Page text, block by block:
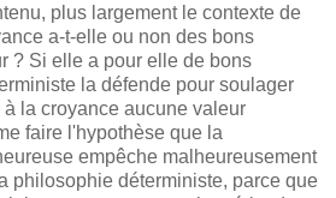
plus largement le contexte de
a-t-elle ou non des bons
? Si elle a pour elle de bons
la défende pour soulager
la croyance aucune valeur
faire l'hypothèse que la
empêche malheureusement
philosophie déterministe, parce que